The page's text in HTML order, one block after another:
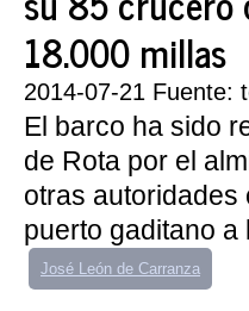
18.000 millas
2014-07-21 Fuente:
El barco ha sido
de Rota por el
otras autoridades
puerto gaditano
José León de Carranza